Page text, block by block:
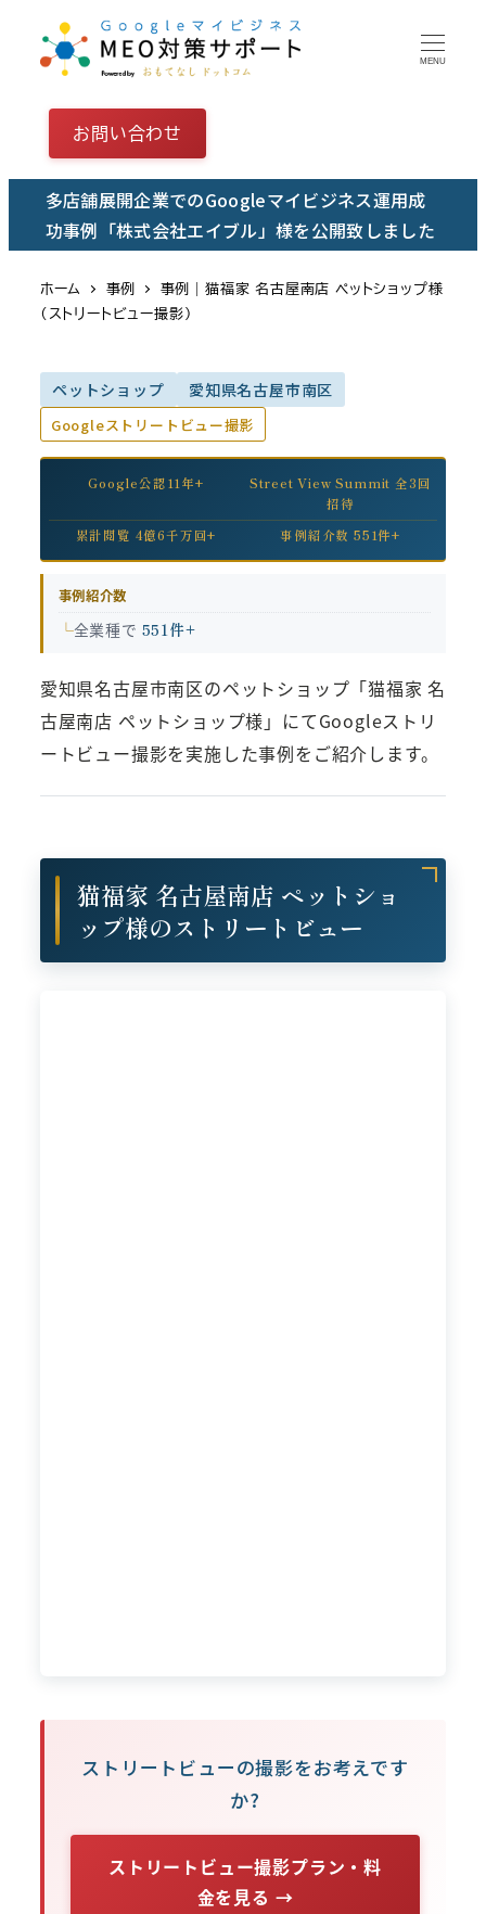
テ
MENU
お問い合わせ
多店舗展開企業でのGoogleマイビジネス運用成
功事例「株式会社エイブル」様を公開致しました
ホーム 事例
事例｜猫福家 名古屋南店 ペットショップ様
（ストリートビュー撮影）
ペットショップ 愛知県名古屋市南区
Googleストリートビュー撮影
Google公認11年+
Street View Summit 全3回
招待
累計閲覧 4億6千万回+
事例紹介数 551件+
事例紹介数
全業種で 551件+
愛知県名古屋市南区のペットショップ「猫福家 名
古屋南店 ペットショップ様」にてGoogleストリ
ートビュー撮影を実施した事例をご紹介します。
猫福家 名古屋南店 ペットショ
ップ様のストリートビュー
ストリートビューの撮影をお考えです
か?
ストリートビュー撮影プラン・料
金を見る →